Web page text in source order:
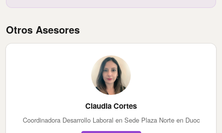
Otros Asesores
Claudia Cortes
Coordinadora Desarrollo Laboral en Sede Plaza Norte en Duoc